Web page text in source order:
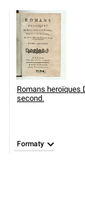
Romans heroїques
second.
Formaty